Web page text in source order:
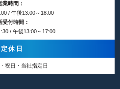
業時間：
/ 午後13:00～18:00
受付時間：
/ 午後13:00～17:00
定休日
祝日・当社指定日